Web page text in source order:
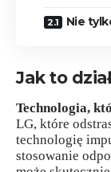
Nie
Jak to
Technologia,
LG, które
technologię
stosowanie